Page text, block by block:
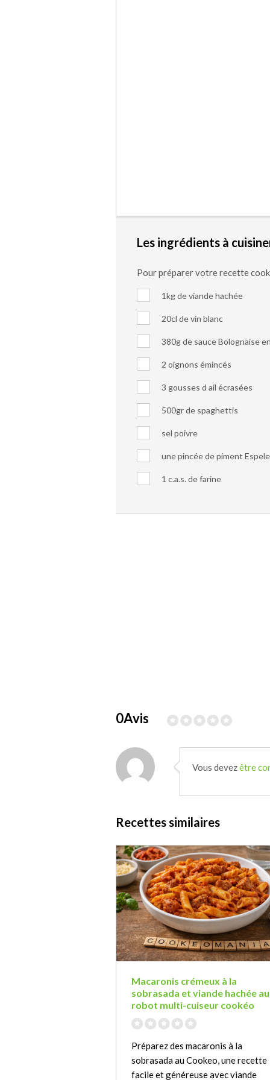
Les ingrédients à
Pour préparer votre recette
1kg de viande hachée
20cl de vin blanc
380g de sauce Bolognaise
2 oignons émincés
3 gousses d ail écrasées
500gr de spaghettis
sel poivre
une pincée de piment
1 c.a.s. de farine
0Avis
Vous devezêtre
Recettes similaires
Macaronis crémeux à la
sobrasada et viande hachée au
robot multi-cuiseur cookéo
Préparez des macaronis à la
sobrasada au Cookeo, une recette
facile et généreuse avec viande